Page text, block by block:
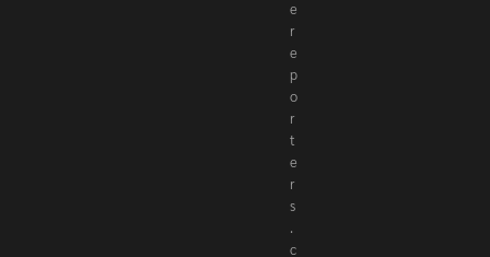
e
r
e
p
o
r
t
e
r
s
.
c